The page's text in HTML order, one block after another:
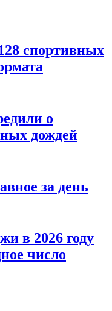
спортивных
о
дождей
за день
в 2026 году
число